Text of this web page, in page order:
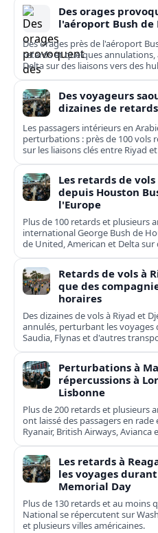
Des orages
l'aéroport Bush de
Des orages près de l'aéroport
retards et quelques
Delta sur des liaisons vers des
Europe.
Des voyageurs
dizaines de
Les passagers intérieurs en
perturbations : près de 100 vols
sur les liaisons clés entre Riyad
Les retards de
depuis Houston
l'Europe
Plus de 100 retards et plusieurs
international George Bush de
de United, American et Delta
transatlantiques.
Retards de vols à
que des
horaires
Des dizaines de vols à Riyad et
annulés, perturbant les voyages
Saudia, Flynas et d'autres
Perturbations à
répercussions à
Lisbonne
Plus de 200 retards et plusieurs
ont laissé des passagers en
Ryanair, British Airways, Avianca
Les retards à
les voyages
Memorial Day
Plus de 130 retards et au moins
National se répercutent sur
et plusieurs villes américaines.